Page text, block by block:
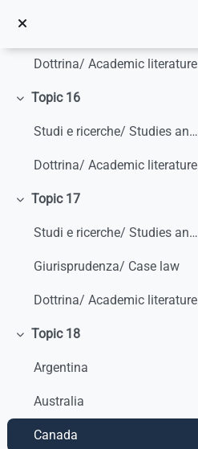
Dottrina/ Academic literature
Colapsar
Topic 16
Studi e ricerche/ Studies and research
Dottrina/ Academic literature
Colapsar
Topic 17
Studi e ricerche/ Studies and research
Giurisprudenza/ Case law
Dottrina/ Academic literature
Colapsar
Topic 18
Argentina
Australia
Canada